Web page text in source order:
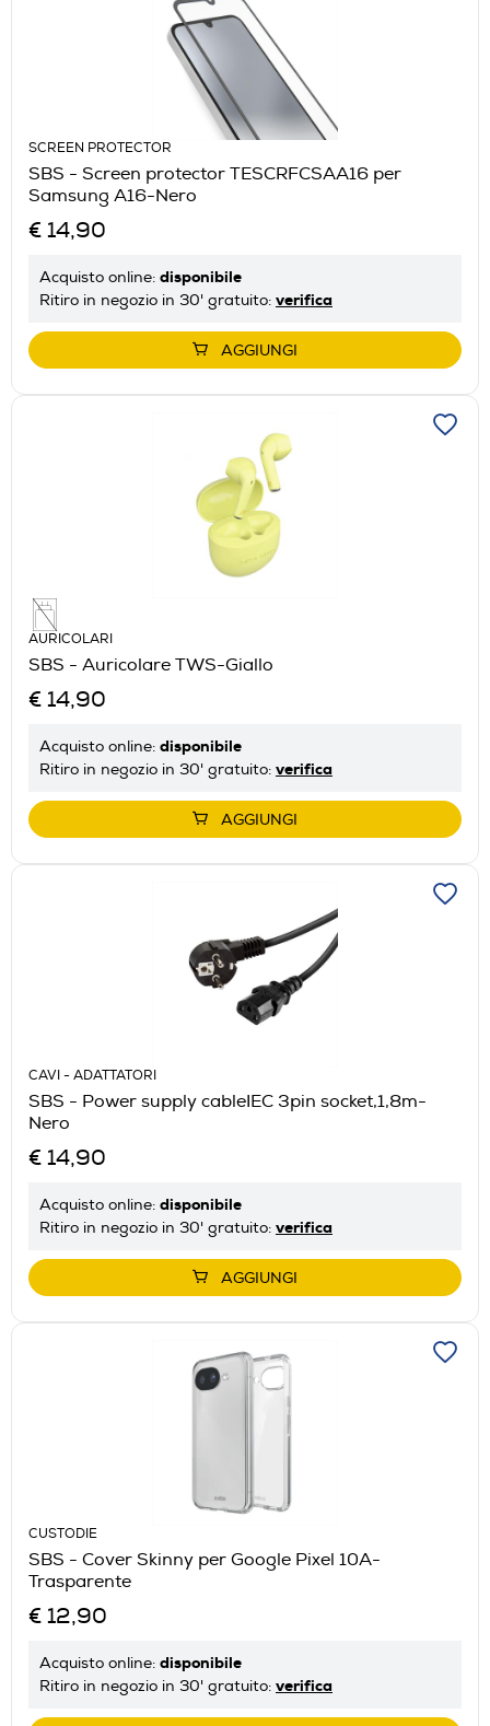
SCREEN PROTECTOR
SBS - Screen protector TESCRFCSAA16 per
Samsung A16-Nero
€ 14,90
Acquisto online: disponibile
Ritiro in negozio in 30' gratuito: verifica
AGGIUNGI
AURICOLARI
SBS - Auricolare TWS-Giallo
€ 14,90
Acquisto online: disponibile
Ritiro in negozio in 30' gratuito: verifica
AGGIUNGI
CAVI - ADATTATORI
SBS - Power supply cableIEC 3pin socket,1,8m-
Nero
€ 14,90
Acquisto online: disponibile
Ritiro in negozio in 30' gratuito: verifica
AGGIUNGI
CUSTODIE
SBS - Cover Skinny per Google Pixel 10A-
Trasparente
€ 12,90
Acquisto online: disponibile
Ritiro in negozio in 30' gratuito: verifica